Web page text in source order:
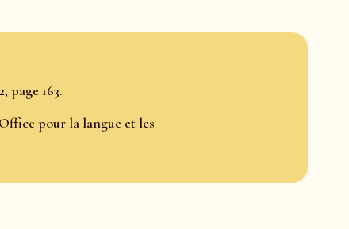
page 163.
pour la langue et les